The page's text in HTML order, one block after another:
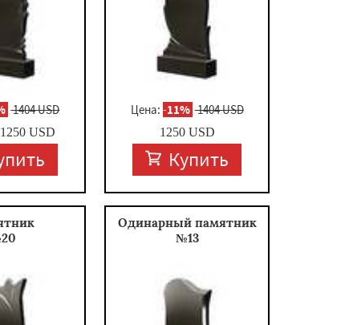
1404 USD
1250 USD
Цена: -11% 1404 USD
1250USD
Купить
Одинарный памятник
№13